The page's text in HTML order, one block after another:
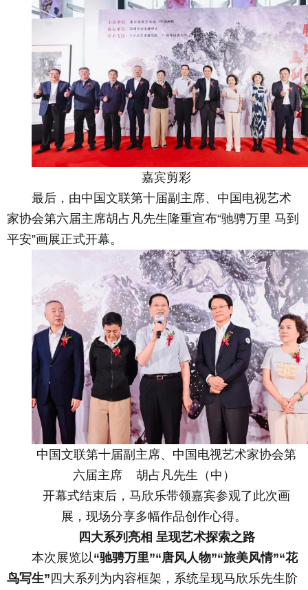
嘉宾剪彩
最后，由中国文联第十届副主席、中国电视艺术
家协会第六届主席胡占凡先生隆重宣布“驰骋万里 马到
平安”画展正式开幕。
中国文联第十届副主席、中国电视艺术家协会第
六届主席 胡占凡先生（中）
开幕式结束后，马欣乐带领嘉宾参观了此次画
展，现场分享多幅作品创作心得。
四大系列亮相 呈现艺术探索之路
本次展览以“驰骋万里”“唐风人物”“旅美风情”“花
鸟写生”四大系列为内容框架，系统呈现马欣乐先生阶